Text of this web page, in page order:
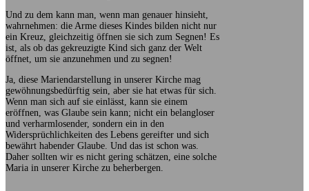
Und zu dem kann man, wenn man genauer hinsieht,
wahrnehmen: die Arme dieses Kindes bilden nicht nur
ein Kreuz, gleichzeitig öffnen sie sich zum Segnen! Es
ist, als ob das gekreuzigte Kind sich ganz der Welt
öffnet, um sie anzunehmen und zu segnen!
Ja, diese Mariendarstellung in unserer Kirche mag
gewöhnungsbedürftig sein, aber sie hat etwas für sich.
Wenn man sich auf sie einlässt, kann sie einem
eröffnen, was Glaube sein kann; nicht ein belangloser
und verharmlosender, sondern ein in den
Widersprüchlichkeiten des Lebens gereifter und sich
bewährt habender Glaube. Und das ist schon was.
Daher sollten wir es nicht gering schätzen, eine solche
Maria in unserer Kirche zu beherbergen.